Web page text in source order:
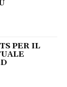
PER IL